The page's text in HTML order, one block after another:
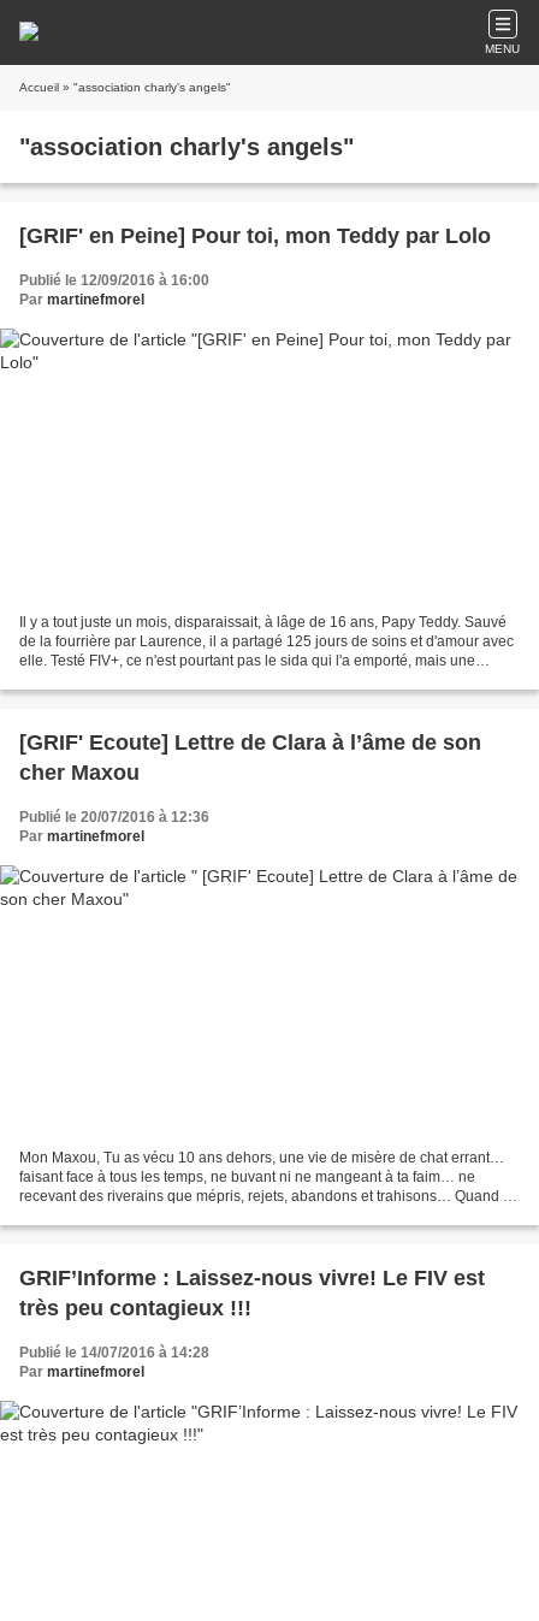
MENU
Accueil » "association charly's angels"
"association charly's angels"
[GRIF' en Peine] Pour toi, mon Teddy par Lolo
Publié le 12/09/2016 à 16:00
Par martinefmorel
Il y a tout juste un mois, disparaissait, à lâge de 16 ans, Papy Teddy. Sauvé
de la fourrière par Laurence, il a partagé 125 jours de soins et d'amour avec
elle. Testé FIV+, ce n'est pourtant pas le sida qui l'a emporté, mais une
[GRIF' Ecoute] Lettre de Clara à l’âme de son
cher Maxou
Publié le 20/07/2016 à 12:36
Par martinefmorel
Mon Maxou, Tu as vécu 10 ans dehors, une vie de misère de chat errant…
faisant face à tous les temps, ne buvant ni ne mangeant à ta faim… ne
recevant des riverains que mépris, rejets, abandons et trahisons… Quand on
GRIF’Informe : Laissez-nous vivre! Le FIV est
très peu contagieux !!!
Publié le 14/07/2016 à 14:28
Par martinefmorel